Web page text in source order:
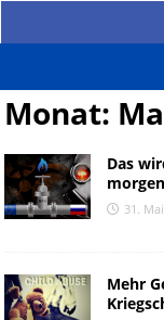
Monat:
Das
31.
Mehr